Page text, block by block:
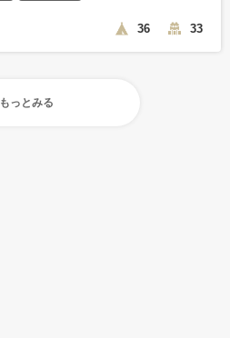
36 33
もっとみる